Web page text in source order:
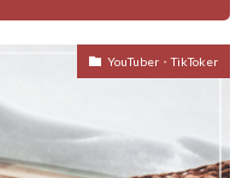
YouTuber・TikToker